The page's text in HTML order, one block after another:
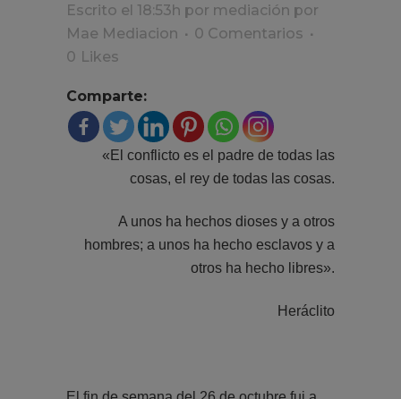
Escrito el 18:53h por mediación por
Mae Mediacion
0 Comentarios
0 Likes
Comparte:
«El conflicto es el padre de todas las
cosas, el rey de todas las cosas.
A unos ha hechos dioses y a otros
hombres; a unos ha hecho esclavos y a
otros ha hecho libres».
Heráclito